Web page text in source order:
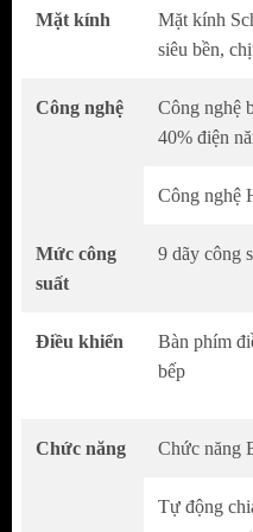
tâm sử dụng mà
dành cho bếp
điểm nổi trội như:
Mặt kính gồm các
đứng, không thất
Mặt kính màu
Bếp từ đôi KAFF
giảm lượng tiêu
Mặt kính
Mặt kính
siêu bền,
Công nghệ
Công nghệ
40% điện
Công nghệ
Mức công
suất
9 dãy công
Điều khiển
Bàn phím
bếp
Chức năng Chức năng
Tự động